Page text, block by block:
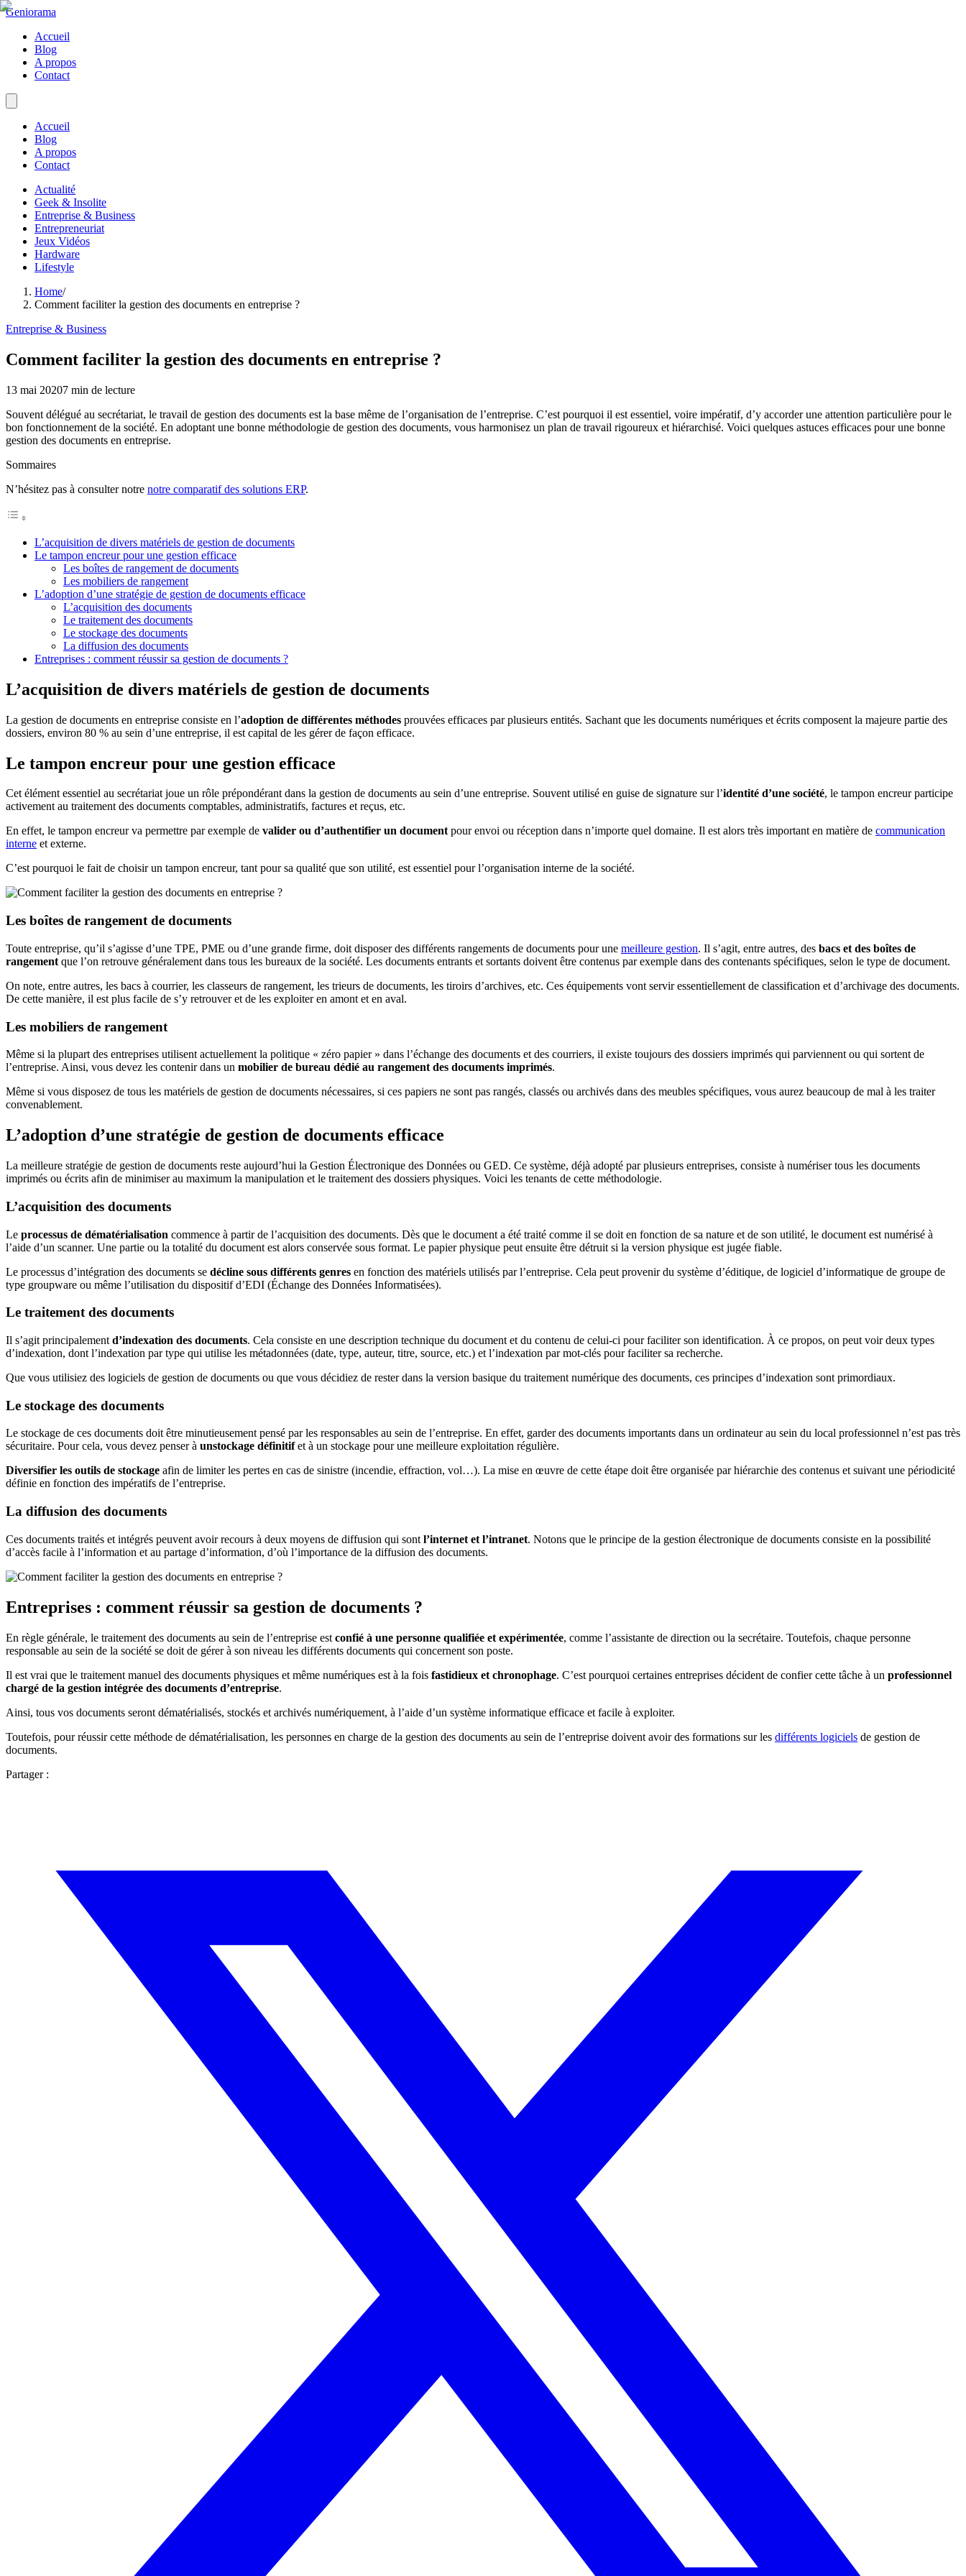
Geniorama
Accueil
Blog
A propos
Contact
Accueil
Blog
A propos
Contact
Actualité
Geek & Insolite
Entreprise & Business
Entrepreneuriat
Jeux Vidéos
Hardware
Lifestyle
Home/
Comment faciliter la gestion des documents en entreprise ?
Entreprise & Business
Comment faciliter la gestion des documents en entreprise ?
13 mai 20207 min de lecture
Souvent délégué au secrétariat, le travail de gestion des documents est la base même de l’organisation de l’entreprise. C’est pourquoi il est essentiel, voire impératif, d’y accorder une attention particulière pour le
bon fonctionnement de la société. En adoptant une bonne méthodologie de gestion des documents, vous harmonisez un plan de travail rigoureux et hiérarchisé. Voici quelques astuces efficaces pour une bonne
gestion des documents en entreprise.
Sommaires
N’hésitez pas à consulter notre notre comparatif des solutions ERP.
L’acquisition de divers matériels de gestion de documents
Le tampon encreur pour une gestion efficace
Les boîtes de rangement de documents
Les mobiliers de rangement
L’adoption d’une stratégie de gestion de documents efficace
L’acquisition des documents
Le traitement des documents
Le stockage des documents
La diffusion des documents
Entreprises : comment réussir sa gestion de documents ?
L’acquisition de divers matériels de gestion de documents
La gestion de documents en entreprise consiste en l’adoption de différentes méthodes prouvées efficaces par plusieurs entités. Sachant que les documents numériques et écrits composent la majeure partie des
dossiers, environ 80 % au sein d’une entreprise, il est capital de les gérer de façon efficace.
Le tampon encreur pour une gestion efficace
Cet élément essentiel au secrétariat joue un rôle prépondérant dans la gestion de documents au sein d’une entreprise. Souvent utilisé en guise de signature sur l’identité d’une société, le tampon encreur participe
activement au traitement des documents comptables, administratifs, factures et reçus, etc.
En effet, le tampon encreur va permettre par exemple de valider ou d’authentifier un documentpour envoi ou réception dans n’importe quel domaine. Il est alors très important en matière de communication
interne et externe.
C’est pourquoi le fait de choisir un tampon encreur, tant pour sa qualité que son utilité, est essentiel pour l’organisation interne de la société.
Les boîtes de rangement de documents
Toute entreprise, qu’il s’agisse d’une TPE, PME ou d’une grande firme, doit disposer des différents rangements de documents pour une meilleure gestion. Il s’agit, entre autres, des bacs et des boîtes de
rangement que l’on retrouve généralement dans tous les bureaux de la société. Les documents entrants et sortants doivent être contenus par exemple dans des contenants spécifiques, selon le type de document.
On note, entre autres, les bacs à courrier, les classeurs de rangement, les trieurs de documents, les tiroirs d’archives, etc. Ces équipements vont servir essentiellement de classification et d’archivage des documents.
De cette manière, il est plus facile de s’y retrouver et de les exploiter en amont et en aval.
Les mobiliers de rangement
Même si la plupart des entreprises utilisent actuellement la politique « zéro papier » dans l’échange des documents et des courriers, il existe toujours des dossiers imprimés qui parviennent ou qui sortent de
l’entreprise. Ainsi, vous devez les contenir dans un mobilier de bureau dédié au rangement des documents imprimés.
Même si vous disposez de tous les matériels de gestion de documents nécessaires, si ces papiers ne sont pas rangés, classés ou archivés dans des meubles spécifiques, vous aurez beaucoup de mal à les traiter
convenablement.
L’adoption d’une stratégie de gestion de documents efficace
La meilleure stratégie de gestion de documents reste aujourd’hui la Gestion Électronique des Données ou GED. Ce système, déjà adopté par plusieurs entreprises, consiste à numériser tous les documents
imprimés ou écrits afin de minimiser au maximum la manipulation et le traitement des dossiers physiques. Voici les tenants de cette méthodologie.
L’acquisition des documents
Le processus de dématérialisation commence à partir de l’acquisition des documents. Dès que le document a été traité comme il se doit en fonction de sa nature et de son utilité, le document est numérisé à
l’aide d’un scanner. Une partie ou la totalité du document est alors conservée sous format. Le papier physique peut ensuite être détruit si la version physique est jugée fiable.
Le processus d’intégration des documents se décline sous différents genres en fonction des matériels utilisés par l’entreprise. Cela peut provenir du système d’éditique, de logiciel d’informatique de groupe de
type groupware ou même l’utilisation du dispositif d’EDI (Échange des Données Informatisées).
Le traitement des documents
Il s’agit principalement d’indexation des documents. Cela consiste en une description technique du document et du contenu de celui-ci pour faciliter son identification. À ce propos, on peut voir deux types
d’indexation, dont l’indexation par type qui utilise les métadonnées (date, type, auteur, titre, source, etc.) et l’indexation par mot-clés pour faciliter sa recherche.
Que vous utilisiez des logiciels de gestion de documents ou que vous décidiez de rester dans la version basique du traitement numérique des documents, ces principes d’indexation sont primordiaux.
Le stockage des documents
Le stockage de ces documents doit être minutieusement pensé par les responsables au sein de l’entreprise. En effet, garder des documents importants dans un ordinateur au sein du local professionnel n’est pas très
sécuritaire. Pour cela, vous devez penser à unstockage définitifet à un stockage pour une meilleure exploitation régulière.
Diversifier les outils de stockage afin de limiter les pertes en cas de sinistre (incendie, effraction, vol…). La mise en œuvre de cette étape doit être organisée par hiérarchie des contenus et suivant une périodicité
définie en fonction des impératifs de l’entreprise.
La diffusion des documents
Ces documents traités et intégrés peuvent avoir recours à deux moyens de diffusion qui sont l’internet et l’intranet. Notons que le principe de la gestion électronique de documents consiste en la possibilité
d’accès facile à l’information et au partage d’information, d’où l’importance de la diffusion des documents.
Entreprises : comment réussir sa gestion de documents ?
En règle générale, le traitement des documents au sein de l’entreprise est confié à une personne qualifiée et expérimentée, comme l’assistante de direction ou la secrétaire. Toutefois, chaque personne
responsable au sein de la société se doit de gérer à son niveau les différents documents qui concernent son poste.
Il est vrai que le traitement manuel des documents physiques et même numériques est à la fois fastidieux et chronophage. C’est pourquoi certaines entreprises décident de confier cette tâche à un professionnel
chargé de la gestion intégrée des documents d’entreprise.
Ainsi, tous vos documents seront dématérialisés, stockés et archivés numériquement, à l’aide d’un système informatique efficace et facile à exploiter.
Toutefois, pour réussir cette méthode de dématérialisation, les personnes en charge de la gestion des documents au sein de l’entreprise doivent avoir des formations sur les différents logiciels de gestion de
documents.
Partager :